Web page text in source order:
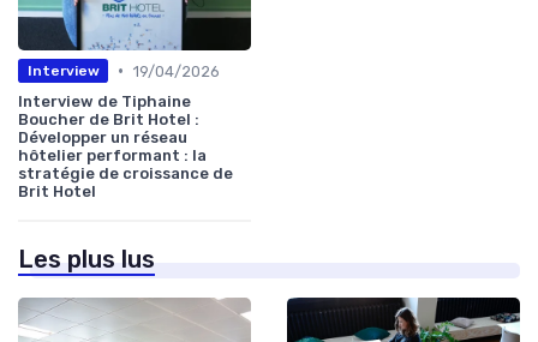
Interview • 19/04/2026
Interview de Tiphaine
Boucher de Brit Hotel :
Développer un réseau
hôtelier performant : la
stratégie de croissance de
Brit Hotel
Les plus lus